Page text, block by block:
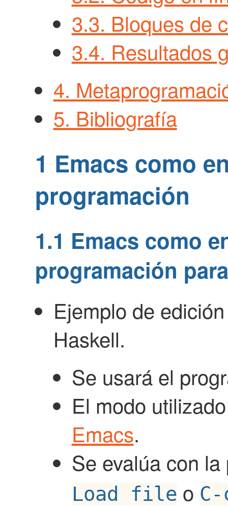
3.3. Bloques de
3.4. Resultados
4.
5. Bibliografía
1 Emacs como
programación
1.1 Emacs como
programación
Ejemplo de
Haskell.
Se usará el
El modo
Emacs.
Se evalúa con
Load file o